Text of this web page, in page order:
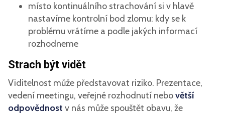
místo kontinuálního strachování si v hlavě
nastavíme kontrolní bod zlomu: kdy se k
problému vrátíme a podle jakých informací
rozhodneme
Strach být vidět
Viditelnost může představovat riziko. Prezentace,
vedení meetingu, veřejné rozhodnutí nebovětší
odpovědnost v nás může spouštět obavu, že